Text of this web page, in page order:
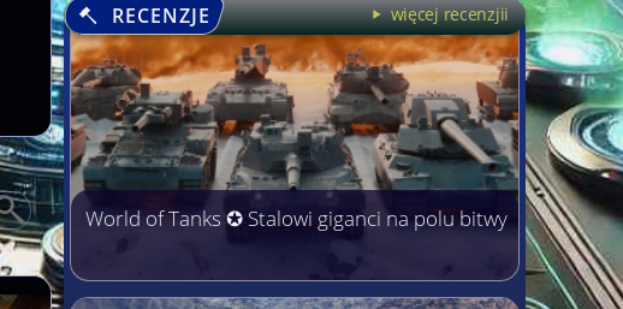
RECENZJE więcej recenzjii
World of Tanks ✪ Stalowi giganci na polu bitwy